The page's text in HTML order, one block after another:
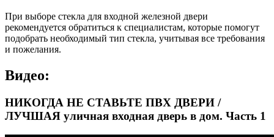
При выборе стекла для входной железной двери
рекомендуется обратиться к специалистам, которые помогут
подобрать необходимый тип стекла, учитывая все требования
и пожелания.
Видео:
НИКОГДА НЕ СТАВЬТЕ ПВХ ДВЕРИ /
ЛУЧШАЯ уличная входная дверь в дом. Часть 1